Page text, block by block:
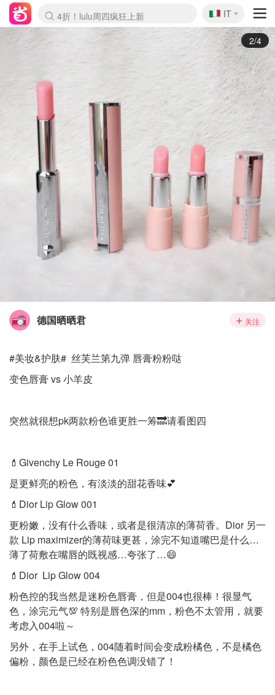
Boticinal 夏促开抢！
4折！lulu周四疯狂上新
速领！Stanley独家85折
Zalando 奥莱闪促！每日更新
🇮🇹
IT
3/4
德国晒晒君 关注
#美妆&护肤# 丝芙兰第九弹 唇膏粉粉哒
变色唇膏 vs 小羊皮
突然就很想pk两款粉色谁更胜一筹🔜请看图四
💄Givenchy Le Rouge 01
是更鲜亮的粉色，有淡淡的甜花香味💕
💄Dior Lip Glow 001
更粉嫩，没有什么香味，或者是很清凉的薄荷香。Dior 另一
款 Lip maximizer的薄荷味更甚，涂完不知道嘴巴是什么…
薄了荷敷在嘴唇的既视感…夸张了…😄
💄Dior Lip Glow 004
粉色控的我当然是迷粉色唇膏，但是004也很棒！很显气
色，涂完元气💯 特别是唇色深的mm，粉色不太管用，就要
考虑入004啦～
另外，在手上试色，004随着时间会变成粉橘色，不是橘色
偏粉，颜色是已经在粉色色调没错了！